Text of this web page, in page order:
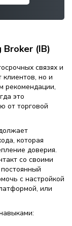
(IB)
связях и
клиентов, но и
рекомендации,
это
от торговой
которая
доверия.
со своими
с настройкой
или